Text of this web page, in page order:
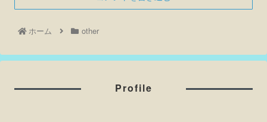
ホーム other
Profile